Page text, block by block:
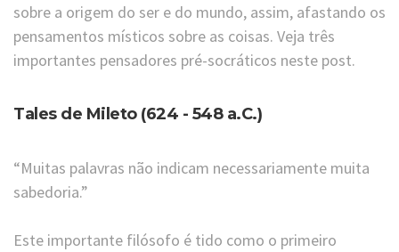
sobre a origem do ser e do mundo, assim, afastando os
pensamentos místicos sobre as coisas. Veja três
importantes pensadores pré-socráticos neste post.
Tales de Mileto (624 - 548 a.C.)
“Muitas palavras não indicam necessariamente muita
sabedoria.”
Este importante filósofo é tido como o primeiro